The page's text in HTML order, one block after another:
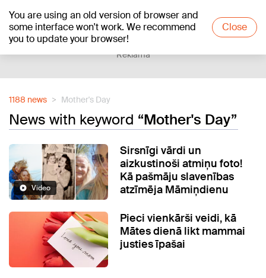
You are using an old version of browser and
some interface won't work. We recommend
you to update your browser!
Close
+16°C
Reklāma
1188 news Mother's Day
News with keyword “Mother's Day”
Video
Sirsnīgi vārdi un
aizkustinoši atmiņu foto!
Kā pašmāju slavenības
atzīmēja Māmiņdienu
Pieci vienkārši veidi, kā
Mātes dienā likt mammai
justies īpašai